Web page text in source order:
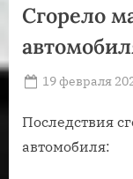
Сгорело
Posted
19 февраля
Последствия
автомобиля: